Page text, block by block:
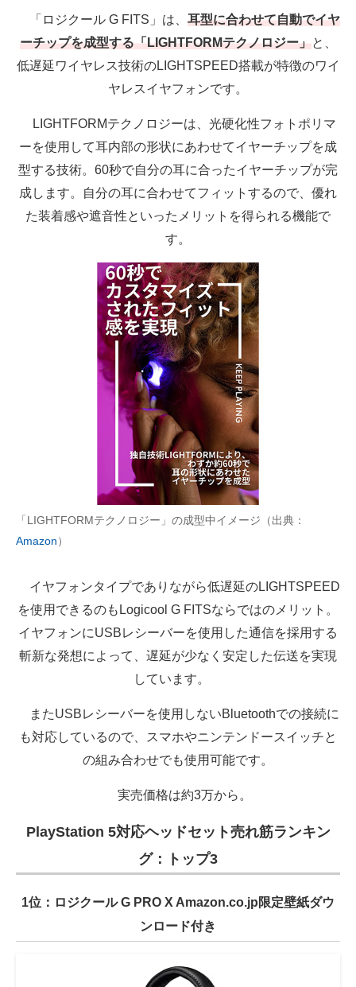
「ロジクール G FITS」は、 耳型に合わせて自動でイヤ
ーチップを成型する「LIGHTFORMテクノロジー」と、
低遅延ワイヤレス技術のLIGHTSPEED搭載が特徴のワイ
ヤレスイヤフォンです。
LIGHTFORMテクノロジーは、光硬化性フォトポリマ
ーを使用して耳内部の形状にあわせてイヤーチップを成
型する技術。60秒で自分の耳に合ったイヤーチップが完
成します。自分の耳に合わせてフィットするので、優れ
た装着感や遮音性といったメリットを得られる機能で
す。
「LIGHTFORMテクノロジー」の成型中イメージ（出典：
Amazon）
イヤフォンタイプでありながら低遅延のLIGHTSPEED
を使用できるのもLogicool G FITSならではのメリット。
イヤフォンにUSBレシーバーを使用した通信を採用する
斬新な発想によって、遅延が少なく安定した伝送を実現
しています。
またUSBレシーバーを使用しないBluetoothでの接続に
も対応しているので、スマホやニンテンドースイッチと
の組み合わせでも使用可能です。
実売価格は約3万から。
PlayStation 5対応ヘッドセット売れ筋ランキン
グ：トップ3
1位：ロジクール G PRO X Amazon.co.jp限定壁紙ダウ
ンロード付き